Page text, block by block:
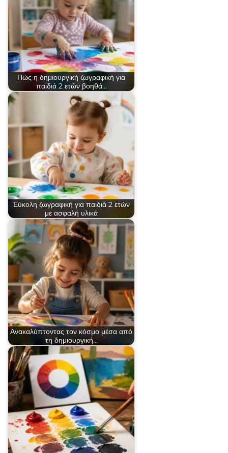
Πώς η δημιουργική ζωγραφική για
παιδιά 2 ετών βοηθά…
Εύκολη ζωγραφική για παιδιά 2 ετών
με ασφαλή υλικά
Ανακαλύπτοντας τον κόσμο μέσα από
τη δημιουργική…